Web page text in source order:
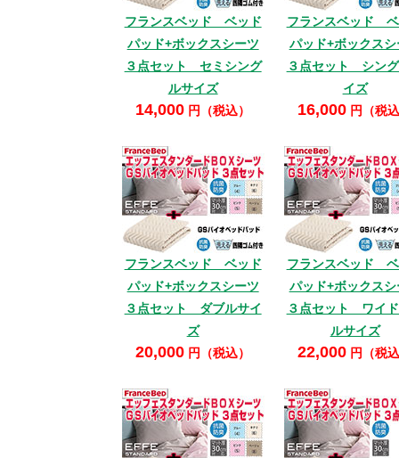
フランスベッド ベッド
パッド+ボックスシーツ
３点セット セミシング
ルサイズ
14,000 円（税込）
フランスベッド
パッド+ボックスシ
３点セット シン
イズ
16,000 円（税
フランスベッド ベッド
パッド+ボックスシーツ
３点セット ダブルサイ
ズ
20,000 円（税込）
フランスベッド
パッド+ボックスシ
３点セット ワイ
ルサイズ
22,000 円（税